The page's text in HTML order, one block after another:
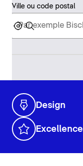
Ville ou code postal
Design
Excellence